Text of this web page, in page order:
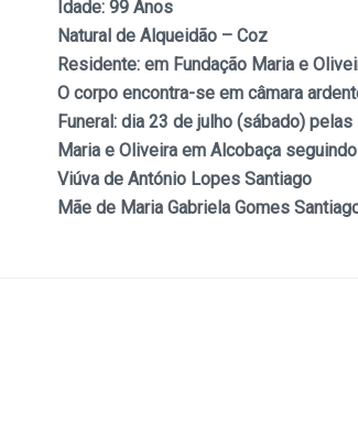
Idade: 99 Anos
Natural de Alqueidão – Coz
Residente: em Fundação Maria e
O corpo encontra-se em câmara
Funeral: dia 23 de julho (sábado) pelas
Maria e Oliveira em Alcobaça
Viúva de António Lopes Santiago
Mãe de Maria Gabriela Gomes